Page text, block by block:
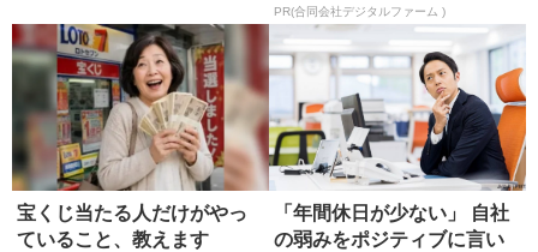
PR(合同会社デジタルファーム )
宝くじ当たる人だけがやっ
ていること、教えます
「年間休日が少ない」 自社
の弱みをポジティブに言い